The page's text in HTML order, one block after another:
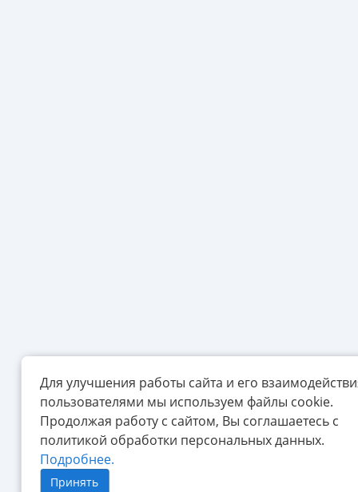
Для улучшения работы сайта и его
пользователями мы используем файлы cookie.
Продолжая работу с сайтом, Вы соглашаетесь с
политикой обработки персональных данных.
Подробнее.
Принять